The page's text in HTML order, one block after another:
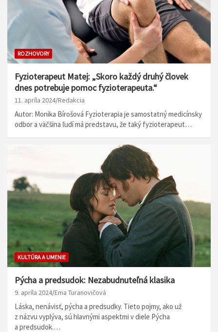
ROZHOVORY
Fyzioterapeut Matej: „Skoro každý druhý človek
dnes potrebuje pomoc fyzioterapeuta.“
11. apríla 2024 Redakcia
Autor: Monika Bírošová Fyzioterapia je samostatný medicínsky
odbor a väčšina ľudí má predstavu, že taký fyzioterapeut…
KULTÚRA A UMENIE
Pýcha a predsudok: Nezabudnuteľná klasika
9. apríla 2024 Ema Turanovičová
Láska, nenávisť, pýcha a predsudky. Tieto pojmy, ako už
z názvu vyplýva, sú hlavnými aspektmi v diele Pýcha
a predsudok.…